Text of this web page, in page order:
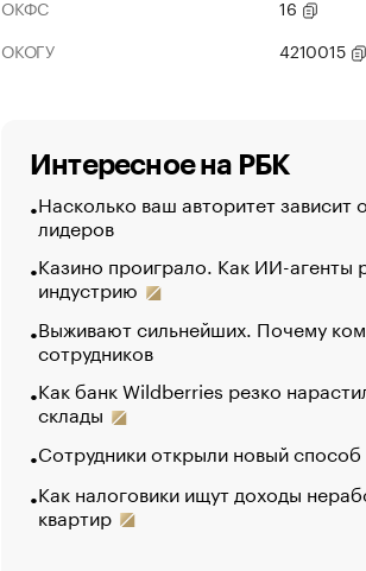
ОКФС
16
ОКОГУ
4210015
Интересное на РБК
Насколько ваш авторитет зависит
лидеров
Казино проиграло. Как ИИ-агенты
индустрию
Выживают сильнейших. Почему
сотрудников
Как банк Wildberries резко
склады
Сотрудники открыли новый
Как налоговики ищут доходы
квартир